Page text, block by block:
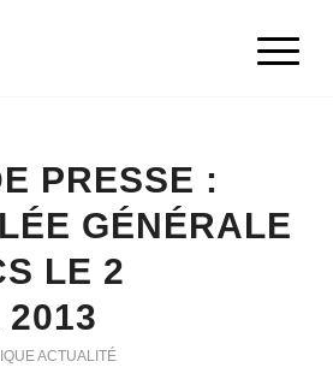
PRESSE :
GÉNÉRALE
LE 2
2013
ACTUALITÉ